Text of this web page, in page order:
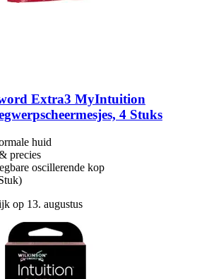
Extra3 MyIntuition
4 Stuks
huid
precies
oscillerende kop
op 13. augustus